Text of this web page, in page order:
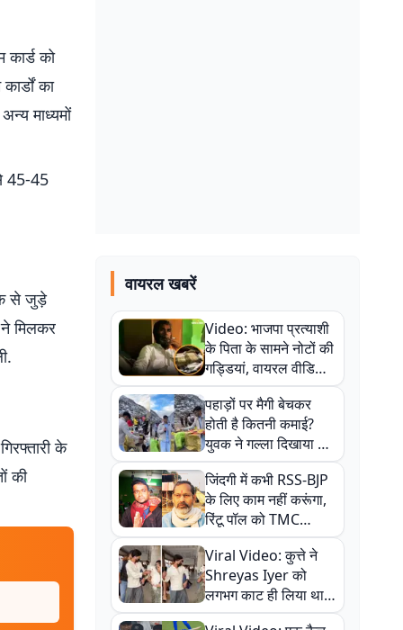
को
का
माध्यमों
45-45
से जुड़े
मिलकर
के
की
वायरल खबरें
Video: भाजपा प्रत्याशी
के पिता के सामने नोटों की
गड्डियां, वायरल वीडियो
से राजनीति में उबाल,
अजित महतो बोले- TMC
की गंदी चाल
पहाड़ों पर मैगी बेचकर
होती है कितनी कमाई?
युवक ने गल्ला दिखाया तो
नौकरी वालों के खड़े हो गए
कान
जिंदगी में कभी RSS-BJP
के लिए काम नहीं करूंगा,
रिंटू पॉल को TMC
ऑफिस में ले जाकर पीटा,
Video वायरल
Viral Video: कुत्ते ने
Shreyas Iyer को
लगभग काट ही लिया था,
न्यूजीलैंड सीरीज से पहले